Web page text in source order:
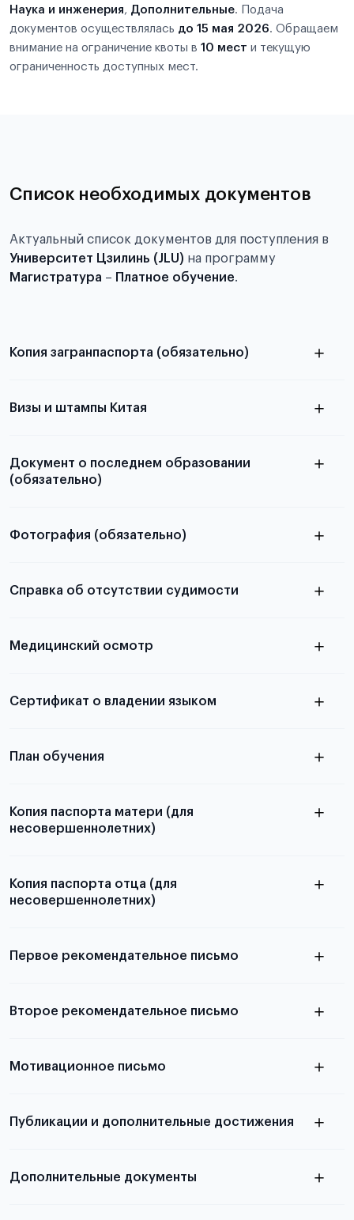
Наука и инженерия, Дополнительные. Подача
документов осуществлялась до 15 мая 2026. Обращаем
внимание на ограничение квоты в 10 мест и текущую
ограниченность доступных мест.
Список необходимых документов
Актуальный список документов для поступления в
Университет Цзилинь (JLU) на программу
Магистратура – Платное обучение.
Копия загранпаспорта (обязательно)
паспорта
Визы и штампы Китая
Документ о последнем образовании
(обязательно)
абитуриентов, изложена в статье.
Фотография (обязательно)
принимаются
Справка об отсутствии судимости
Медицинский осмотр
Для примеров заполнения и пустых
Сертификат о владении языком
План обучения
Копия паспорта матери (для
несовершеннолетних)
Копия паспорта отца (для
несовершеннолетних)
выезда
Первое рекомендательное письмо
письма
Второе рекомендательное письмо
письма
Мотивационное письмо
статье
Публикации и дополнительные достижения
Дополнительные документы